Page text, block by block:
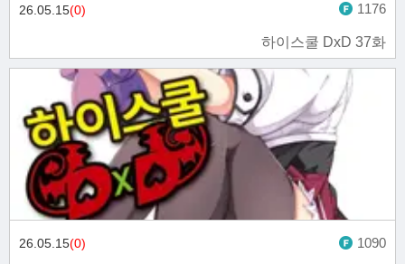
하이스쿨 DxD 37화
26.05.15(0) 1176
26.05.15(0) 1090